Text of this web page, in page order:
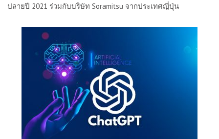
ปลายปี 2021 ร่วมกับบริษัท Soramitsu จากประเทศญี่ปุ่น